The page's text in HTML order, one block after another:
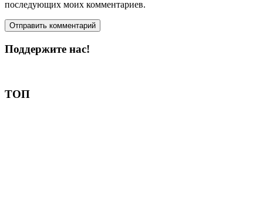
последующих моих комментариев.
Поддержите нас!
ТОП